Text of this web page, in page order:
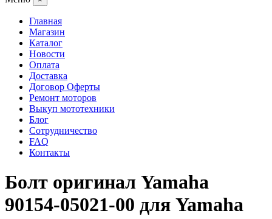
Главная
Магазин
Каталог
Новости
Оплата
Доставка
Договор Оферты
Ремонт моторов
Выкуп мототехники
Блог
Сотрудничество
FAQ
Контакты
Болт оригинал Yamaha
90154-05021-00 для Yamaha